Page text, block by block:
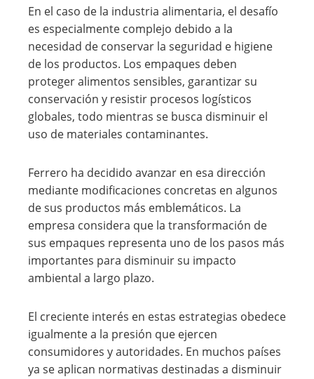
En el caso de la industria alimentaria, el desafío
es especialmente complejo debido a la
necesidad de conservar la seguridad e higiene
de los productos. Los empaques deben
proteger alimentos sensibles, garantizar su
conservación y resistir procesos logísticos
globales, todo mientras se busca disminuir el
uso de materiales contaminantes.
Ferrero ha decidido avanzar en esa dirección
mediante modificaciones concretas en algunos
de sus productos más emblemáticos. La
empresa considera que la transformación de
sus empaques representa uno de los pasos más
importantes para disminuir su impacto
ambiental a largo plazo.
El creciente interés en estas estrategias obedece
igualmente a la presión que ejercen
consumidores y autoridades. En muchos países
ya se aplican normativas destinadas a disminuir